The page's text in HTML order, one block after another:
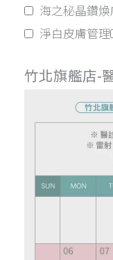
海之秘晶鑽煥
淨白皮膚管理
竹北旗艦店-